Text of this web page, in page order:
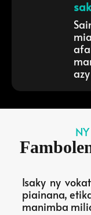
Isaky ny
piainana,
manimba